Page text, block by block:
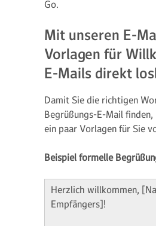
Go.
Mit unseren E-
Vorlagen für
E-Mails direkt
Damit Sie die richtigen
Begrüßungs-E-Mail
ein paar Vorlagen für Sie
Beispiel formelle
Herzlich willkommen,
Empfängers]!